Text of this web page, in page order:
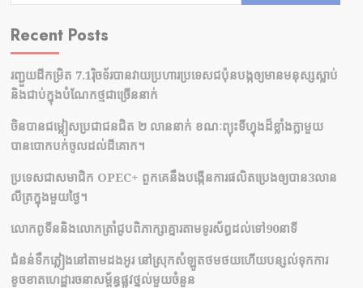
Recent Posts
រញ្ជួយដីកម្រិត​ 7.1រ៉ិចទ័របានវាយប្រហារប្រទេសជប៉ុនបង្កឲ្យមានមនុស្សស្លាប់​
និង​ជាប់ក្នុងបំណែកថ្មជាច្រើននាក់
ចិនបានជម្លៀសប្រជាជនជិត ២ លាននាក់ ខណៈព្យុះទីហ្វុងដ៏ខ្លាំងក្លាមួយ
បានបោកបក់ចូលដល់ដីគោក។
ប្រទេសជាសមាជិក OPEC+​ ពួកគេនឹងបង្កើនការផលិតប្រេងឲ្យបាន3លាន
លីត្រក្នុងមួយថ្ងៃ។
លោកពូទីននិងលោកត្រាំជូបពិភាក្សាគ្នារតាមទូរស័ព្ធដល់ទៅ90នាទី
ជំនន់​ទឹកភ្លៀង​នៅ​តាម​ដងអូរ​ នៅ​ស្រុក​សំឡូត​ថមថយ​ហើយ​បន្សល់​ទុក​ការ​
ខូចខាត​ហេដ្ឋារចនាសម្ព័ន្ធ​ផ្លូវថ្នល់​មួយ​ចំនួន